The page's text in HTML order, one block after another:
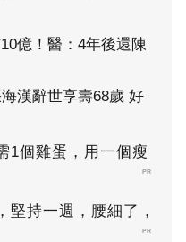
億！醫：4年後還陳
漢辭世享壽68歲 好
1個雞蛋，用一個瘦
PR
堅持一週，腰細了，
PR